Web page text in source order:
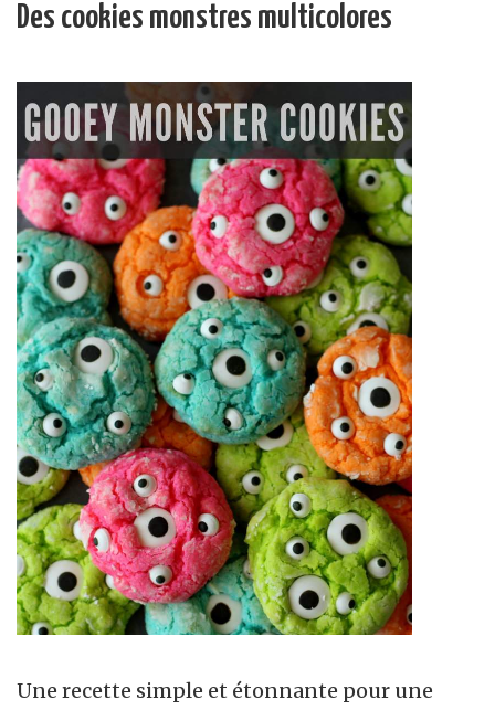
Des cookies monstres multicolores
Une recette simple et étonnante pour une